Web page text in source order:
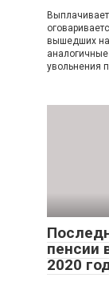
вышедших на
увольнения
пенсии
2020